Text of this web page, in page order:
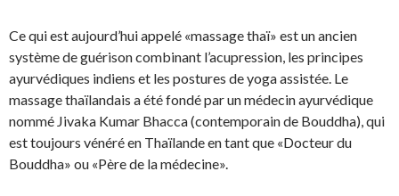
Ce qui est aujourd’hui appelé «massage thaï» est un ancien
système de guérison combinant l’acupression, les principes
ayurvédiques indiens et les postures de yoga assistée. Le
massage thaïlandais a été fondé par un médecin ayurvédique
nommé Jivaka Kumar Bhacca (contemporain de Bouddha), qui
est toujours vénéré en Thaïlande en tant que «Docteur du
Bouddha» ou «Père de la médecine».